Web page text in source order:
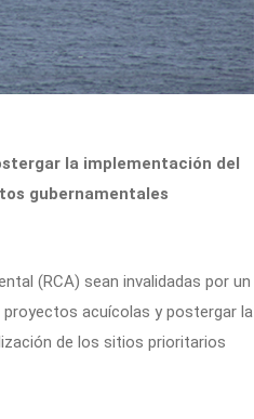
la implementación del
gubernamentales
(RCA) sean invalidadas por un
proyectos acuícolas y postergar la
de los sitios prioritarios